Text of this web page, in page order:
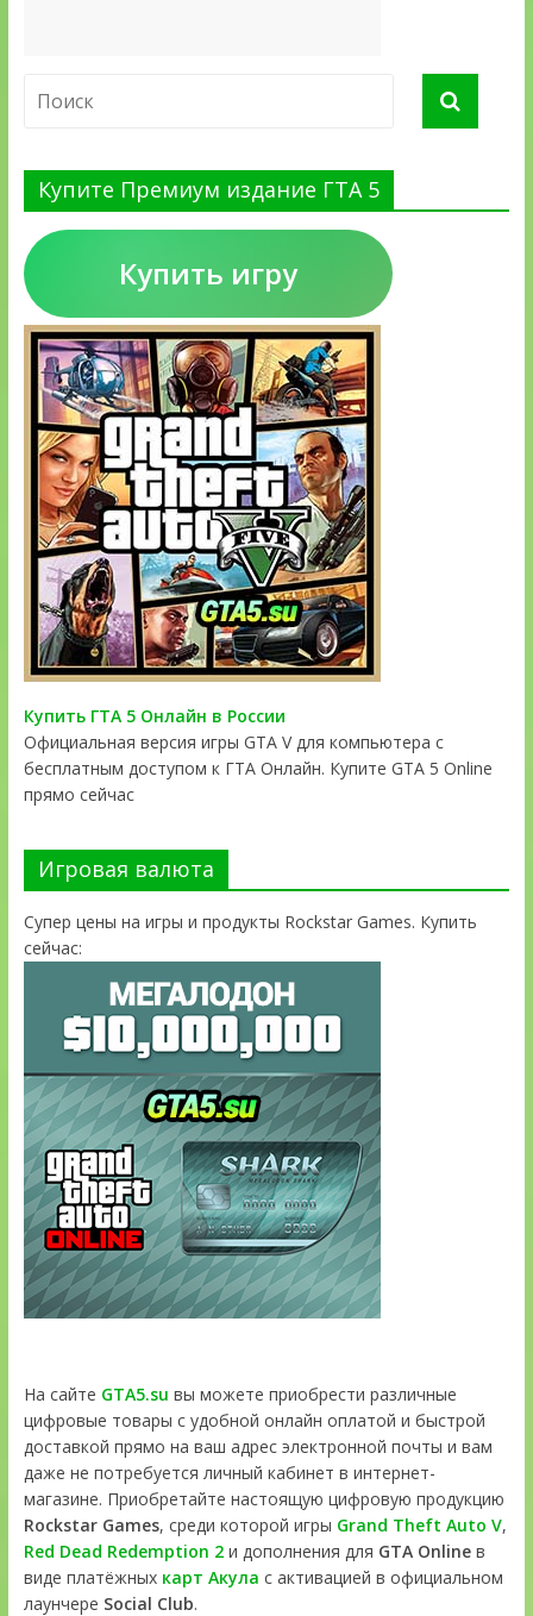
Купите Премиум издание ГТА 5
Купить игру
Купить ГТА 5 Онлайн в России
Официальная версия игры GTA V для компьютера с
бесплатным доступом к ГТА Онлайн. Купите GTA 5 Online
прямо сейчас
Игровая валюта
Супер цены на игры и продукты Rockstar Games. Купить
сейчас:
На сайте GTA5.su вы можете приобрести различные
цифровые товары с удобной онлайн оплатой и быстрой
доставкой прямо на ваш адрес электронной почты и вам
даже не потребуется личный кабинет в интернет-
магазине. Приобретайте настоящую цифровую продукцию
Rockstar Games, среди которой игры Grand Theft Auto V,
Red Dead Redemption 2и дополнения для GTA Onlineв
виде платёжных карт Акула с активацией в официальном
лаунчере Social Club.